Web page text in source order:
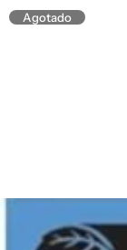
Agotado